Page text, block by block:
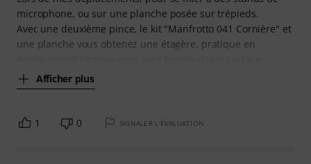
microphone, ou sur une planche posée sur trépieds.
Avec une deuxième pince, le kit "Manfrotto 041 Cornière" et
une planche vous obtenez une étagère, pratique en
Afficher plus
1 0 SIGNALER L'ÉVALUATION